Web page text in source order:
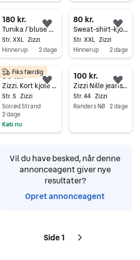
180 kr.
Tunika / bluse med flot hals / front effekt, str. XXL
Str. XXL Zizzi
Hinnerup
2 dage
Føj til favoritter.
Gå til annoncen
80 kr.
Sweat-shirt-kjole, str. XXL
Str. XXL Zizzi
Hinnerup
2 dage
Føj
50 kr.
Zizzi. Kort kjole med leoprint og blonde str.S
Str. S Zizzi
Solrød Strand
2 dage
Køb nu
Fiks færdig
Føj til favoritter.
100 kr.
Zizzi Nille jeans, extra slim fit, str. 44 / 82 cm
Str. 44 Zizzi
Randers NØ 2 dage
Føj
Vil du have besked, når denne
annonceagent giver nye
resultater?
Opret annonceagent
Sider
Side 1 Næste side
ikon